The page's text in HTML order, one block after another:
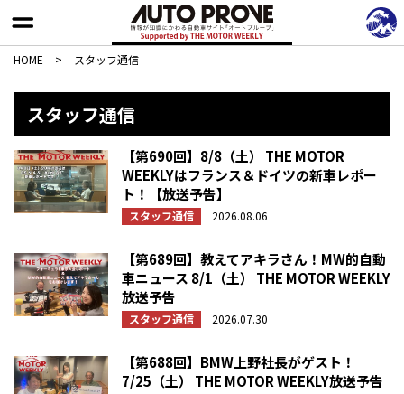
HOME > スタッフ通信
スタッフ通信
【第690回】8/8（土） THE MOTOR
WEEKLYはフランス＆ドイツの新車レポー
ト！【放送予告】
スタッフ通信 2026.08.06
【第689回】教えてアキラさん！MW的自動
車ニュース 8/1（土） THE MOTOR WEEKLY
放送予告
スタッフ通信 2026.07.30
【第688回】BMW上野社長がゲスト！
7/25（土） THE MOTOR WEEKLY放送予告